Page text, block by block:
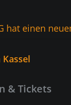
hat einen
& Tickets